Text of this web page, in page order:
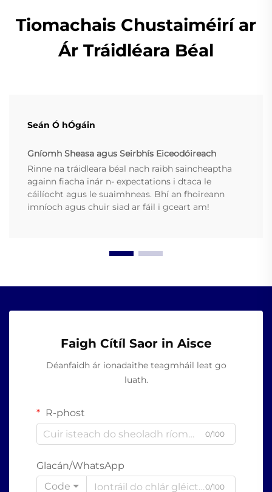
Tiomachais Chustaiméirí ar
Ár Tráidléara Béal
Seán Ó hÓgáin
Gníomh Sheasa agus Seirbhís Eiceodóireach
Rinne na tráidleara béal nach raibh saincheaptha
againn fiacha inár n- expectations i dtaca le
cáilíocht agus le suaimhneas. Bhí an fhoireann
imníoch agus chuir siad ar fáil i gceart am!
Faigh Cítíl Saor in Aisce
Déanfaidh ár ionadaithe teagmháil leat go
luath.
R-phost
0/100
Glacán/WhatsApp
Code
0/100